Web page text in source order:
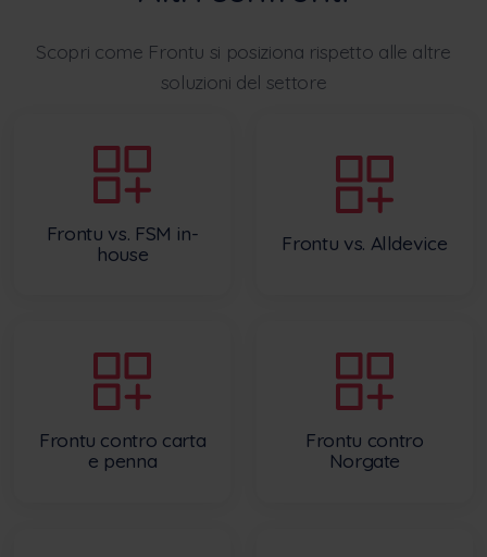
Scopri come Frontu si posiziona rispetto alle altre
soluzioni del settore
Frontu vs. FSM in-
house
Frontu vs. Alldevice
Frontu contro carta
e penna
Frontu contro
Norgate